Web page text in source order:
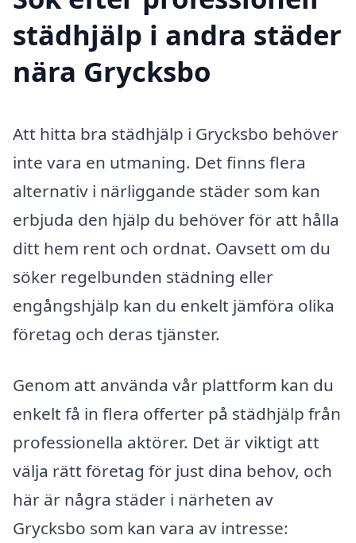
städhjälp i andra städer
nära Grycksbo
Att hitta bra städhjälp i Grycksbo behöver
inte vara en utmaning. Det finns flera
alternativ i närliggande städer som kan
erbjuda den hjälp du behöver för att hålla
ditt hem rent och ordnat. Oavsett om du
söker regelbunden städning eller
engångshjälp kan du enkelt jämföra olika
företag och deras tjänster.
Genom att använda vår plattform kan du
enkelt få in flera offerter på städhjälp från
professionella aktörer. Det är viktigt att
välja rätt företag för just dina behov, och
här är några städer i närheten av
Grycksbo som kan vara av intresse: